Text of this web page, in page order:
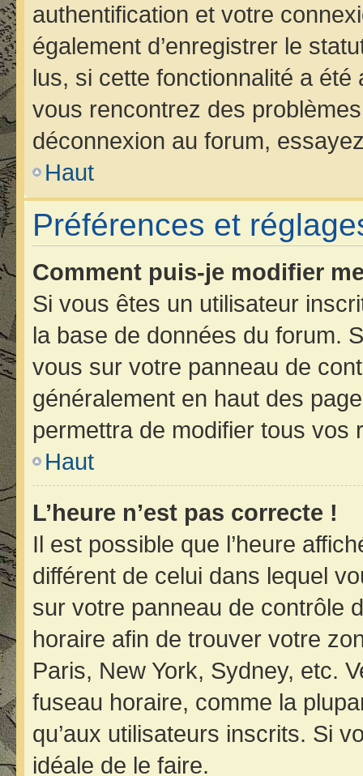
authentification et votre
également d’enregistrer le
lus, si cette fonctionnalité a
vous rencontrez des
déconnexion au forum,
Haut
Préférences et
Comment puis-je modifier
Si vous êtes un utilisateur
la base de données du forum.
vous sur votre panneau de
généralement en haut des
permettra de modifier tous
Haut
L’heure n’est pas correcte !
Il est possible que l’heure
différent de celui dans lequel
sur votre panneau de contrôle
horaire afin de trouver votre
Paris, New York, Sydney, etc.
fuseau horaire, comme la
qu’aux utilisateurs inscrits. Si
idéale de le faire.